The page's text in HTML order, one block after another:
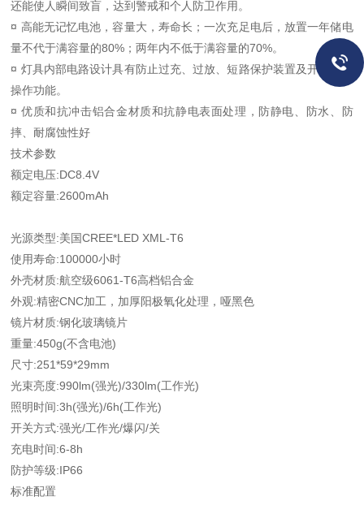
还能使人瞬间致盲，达到警戒和个人防卫作用。
¤ 高能无记忆电池，容量大，寿命长；一次充足电后，放置一年储电
量不代于满容量的80%；两年内不低于满容量的70%。
¤ 灯具内部电路设计具有防止过充、过放、短路保护装置及开关防误
操作功能。
¤ 优质和抗冲击铝合金材质和抗静电表面处理，防静电、防水、防
摔、耐腐蚀性好
技术参数
额定电压:DC8.4V
额定容量:2600mAh
光源类型:美国CREE*LED XML-T6
使用寿命:100000小时
外壳材质:航空级6061-T6高档铝合金
外观:精密CNC加工，加厚阳极氧化处理，哑黑色
镜片材质:钢化玻璃镜片
重量:450g(不含电池)
尺寸:251*59*29mm
光束亮度:990lm(强光)/330lm(工作光)
照明时间:3h(强光)/6h(工作光)
开关方式:强光/工作光/爆闪/关
充电时间:6-8h
防护等级:IP66
标准配置